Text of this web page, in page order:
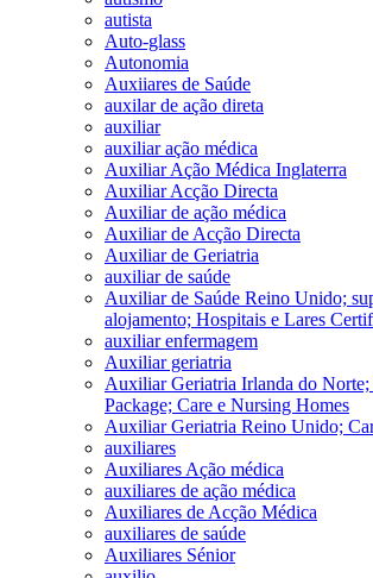
autista
Auto-glass
Autonomia
Auxiiares de Saúde
auxilar de ação direta
auxiliar
auxiliar ação médica
Auxiliar Ação Médica Inglaterra
Auxiliar Acção Directa
Auxiliar de ação médica
Auxiliar de Acção Directa
Auxiliar de Geriatria
auxiliar de saúde
Auxiliar de Saúde Reino Unido;
alojamento; Hospitais e Lares
auxiliar enfermagem
Auxiliar geriatria
Auxiliar Geriatria Irlanda do Norte;
Package; Care e Nursing Homes
Auxiliar Geriatria Reino Unido;
auxiliares
Auxiliares Ação médica
auxiliares de ação médica
Auxiliares de Acção Médica
auxiliares de saúde
Auxiliares Sénior